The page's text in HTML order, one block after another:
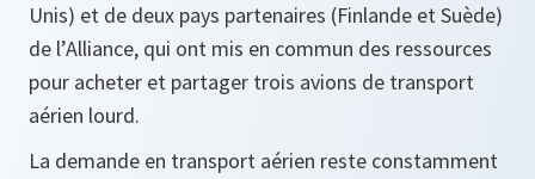
Unis) et de deux pays partenaires (Finlande et Suède)
de l’Alliance, qui ont mis en commun des ressources
pour acheter et partager trois avions de transport
aérien lourd.
La demande en transport aérien reste constamment